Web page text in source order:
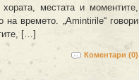
местата и моментите,
на времето. „Amintirile“ говори
[…]
Коментари (0)